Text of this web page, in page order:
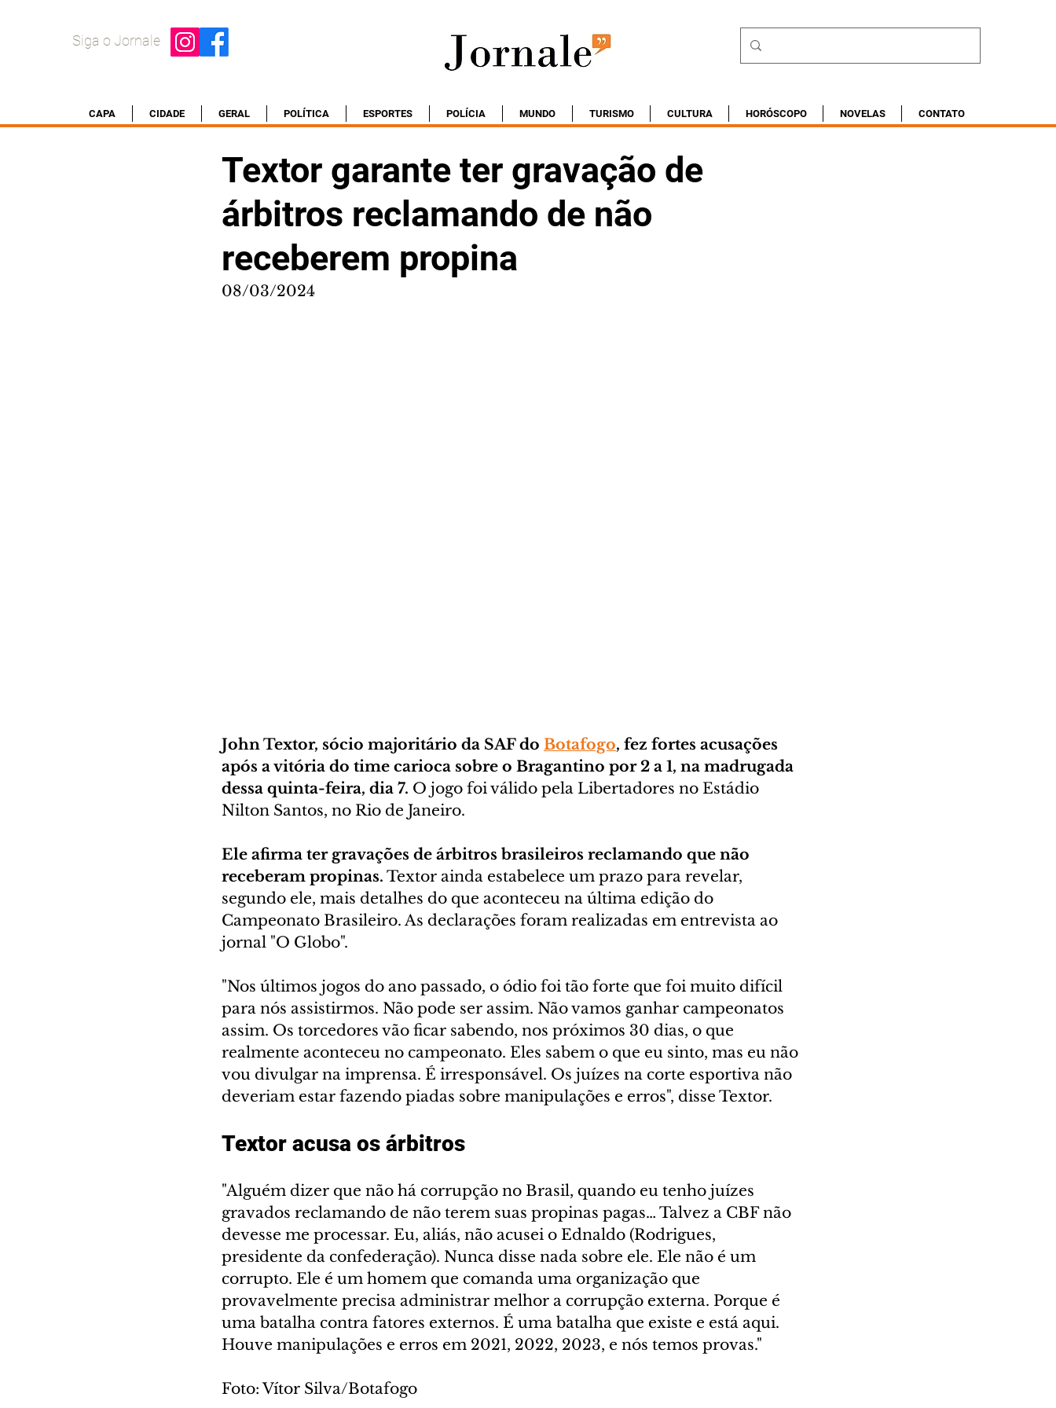
Siga o Jornale
CAPA CIDADE GERAL POLÍTICA ESPORTES POLÍCIA MUNDO TURISMO CULTURA HORÓSCOPO NOVELAS CONTATO
Textor garante ter gravação de
árbitros reclamando de não
receberem propina
08/03/2024
John Textor, sócio majoritário da SAF do Botafogo, fez fortes acusações
após a vitória do time carioca sobre o Bragantino por 2 a 1, na madrugada
dessa quinta-feira, dia 7. O jogo foi válido pela Libertadores no Estádio
Nilton Santos, no Rio de Janeiro.
Ele afirma ter gravações de árbitros brasileiros reclamando que não
receberam propinas. Textor ainda estabelece um prazo para revelar,
segundo ele, mais detalhes do que aconteceu na última edição do
Campeonato Brasileiro. As declarações foram realizadas em entrevista ao
jornal "O Globo".
"Nos últimos jogos do ano passado, o ódio foi tão forte que foi muito difícil
para nós assistirmos. Não pode ser assim. Não vamos ganhar campeonatos
assim. Os torcedores vão ficar sabendo, nos próximos 30 dias, o que
realmente aconteceu no campeonato. Eles sabem o que eu sinto, mas eu não
vou divulgar na imprensa. É irresponsável. Os juízes na corte esportiva não
deveriam estar fazendo piadas sobre manipulações e erros", disse Textor.
Textor acusa os árbitros
"Alguém dizer que não há corrupção no Brasil, quando eu tenho juízes
gravados reclamando de não terem suas propinas pagas… Talvez a CBF não
devesse me processar. Eu, aliás, não acusei o Ednaldo (Rodrigues,
presidente da confederação). Nunca disse nada sobre ele. Ele não é um
corrupto. Ele é um homem que comanda uma organização que
provavelmente precisa administrar melhor a corrupção externa. Porque é
uma batalha contra fatores externos. É uma batalha que existe e está aqui.
Houve manipulações e erros em 2021, 2022, 2023, e nós temos provas."
Foto: Vítor Silva/Botafogo